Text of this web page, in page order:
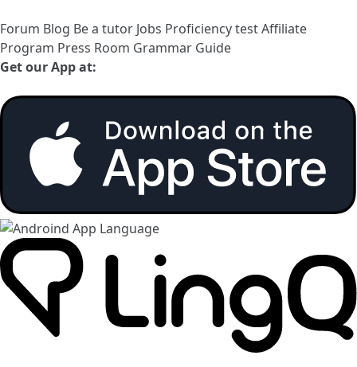
Forum Blog Be a tutor Jobs Proficiency testAffiliate
Program Press Room Grammar Guide
Get our App at: